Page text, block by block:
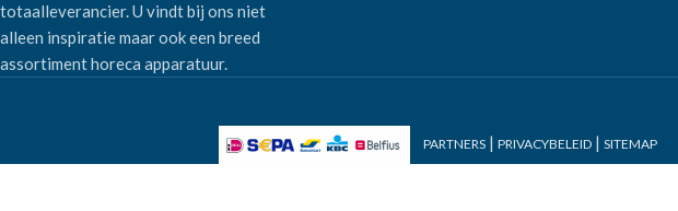
totaalleverancier. U vindt bij ons niet
alleen inspiratie maar ook een breed
assortiment horeca apparatuur.
PARTNERS | PRIVACYBELEID | SITEMAP